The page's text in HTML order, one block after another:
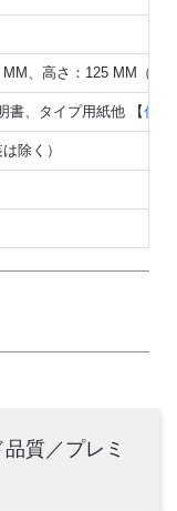
、高さ：125 MM（簡
書、タイプ用紙他 【付属
除く）
質／プレミ